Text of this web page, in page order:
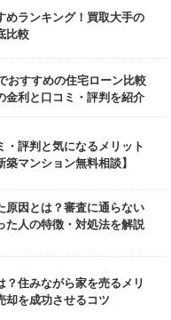
めランキング！買取大手の
比較
おすすめの住宅ローン比較
金利と口コミ・評判を紹介
・評判と気になるメリット
マンション無料相談】
原因とは？審査に通らない
た人の特徴・対処法を解説
住みながら家を売るメリ
却を成功させるコツ